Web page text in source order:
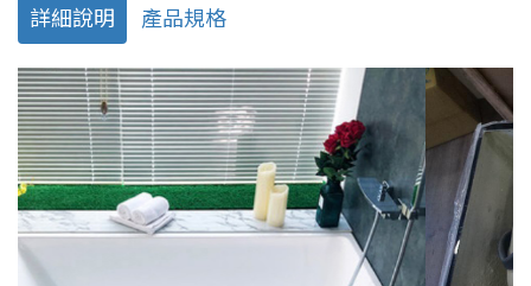
詳細說明 產品規格